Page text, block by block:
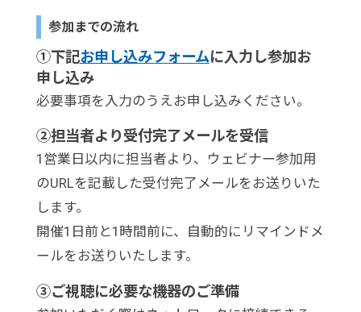
参加までの流れ
①下記お申し込みフォームに入力し参加お
申し込み
必要事項を入力のうえお申し込みください。
②担当者より受付完了メールを受信
1営業日以内に担当者より、ウェビナー参加用
のURLを記載した受付完了メールをお送りいた
します。
開催1日前と1時間前に、自動的にリマインドメ
ールをお送りいたします。
③ご視聴に必要な機器のご準備